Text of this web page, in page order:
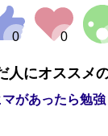
人にオススメ
があったら勉